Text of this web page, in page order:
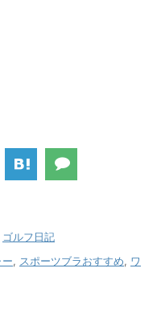
ゴルフ日記
, スポーツブラおすすめ, ワ